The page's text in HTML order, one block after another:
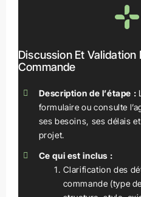
Discussion Et Validation
Commande
Description de l’étape :
formulaire ou consulte
ses besoins, ses délais
projet.
Ce qui est inclus :
Clarification des
commande (type